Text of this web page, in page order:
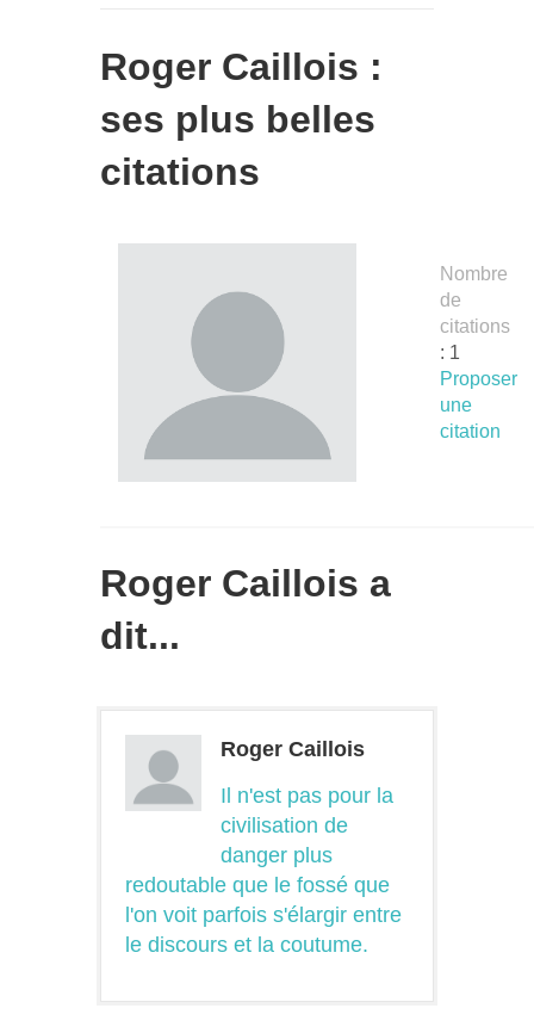
Roger Caillois :
ses plus belles
citations
Nombre
de
citations
: 1
Proposer
une
citation
Roger Caillois a
dit...
Roger Caillois
Il n'est pas pour la
civilisation de
danger plus
redoutable que le fossé que
l'on voit parfois s'élargir entre
le discours et la coutume.